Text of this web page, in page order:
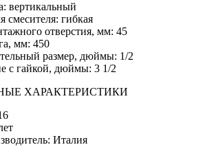
вертикальный
смесителя: гибкая
отверстия, мм: 45
мм: 450
размер, дюймы: 1/2
с гайкой, дюймы: 3 1/2
ХАРАКТЕРИСТИКИ
Италия